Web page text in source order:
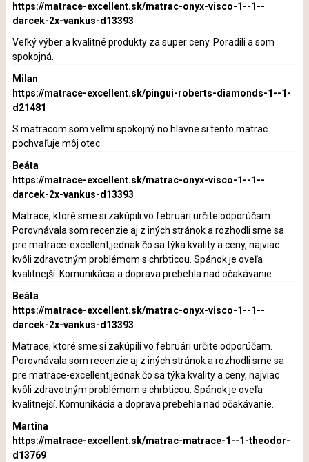
https://matrace-excellent.sk/matrac-onyx-visco-1--1--
darcek-2x-vankus-d13393
Veľký výber a kvalitné produkty za super ceny. Poradili a som
spokojná.
Milan
https://matrace-excellent.sk/pingui-roberts-diamonds-1--1-
d21481
S matracom som veľmi spokojný no hlavne si tento matrac
pochvaľuje môj otec
Beáta
https://matrace-excellent.sk/matrac-onyx-visco-1--1--
darcek-2x-vankus-d13393
Matrace, ktoré sme si zakúpili vo februári určite odporúčam.
Porovnávala som recenzie aj z iných stránok a rozhodli sme sa
pre matrace-excellent,jednak čo sa týka kvality a ceny, najviac
kvôli zdravotným problémom s chrbticou. Spánok je oveľa
kvalitnejší. Komunikácia a doprava prebehla nad očakávanie.
Beáta
https://matrace-excellent.sk/matrac-onyx-visco-1--1--
darcek-2x-vankus-d13393
Matrace, ktoré sme si zakúpili vo februári určite odporúčam.
Porovnávala som recenzie aj z iných stránok a rozhodli sme sa
pre matrace-excellent,jednak čo sa týka kvality a ceny, najviac
kvôli zdravotným problémom s chrbticou. Spánok je oveľa
kvalitnejší. Komunikácia a doprava prebehla nad očakávanie.
Martina
https://matrace-excellent.sk/matrac-matrace-1--1-theodor-
d13769